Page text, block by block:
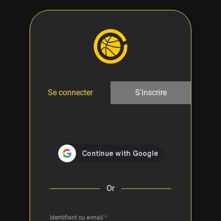
Se connecter S'inscrire
Or
Identifiant ou e-mail *